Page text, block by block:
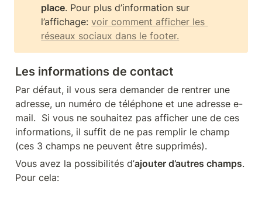
place. Pour plus d’information sur
l’affichage: voir comment afficher les
réseaux sociaux dans le footer.
Les informations de contact
Par défaut, il vous sera demander de rentrer une
adresse, un numéro de téléphone et une adresse e-
mail.  Si vous ne souhaitez pas afficher une de ces
informations, il suffit de ne pas remplir le champ
(ces 3 champs ne peuvent être supprimés).
Vous avez la possibilités d’ajouter d’autres champs.
Pour cela: